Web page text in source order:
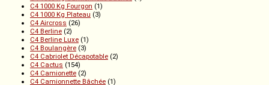
C4 1000 Kg Fourgon (1)
C4 1000 Kg Plateau (3)
C4 Aircross (26)
C4 Berline (2)
C4 Berline Luxe (1)
C4 Boulangère (3)
C4 Cabriolet Décapotable (2)
C4 Cactus (154)
C4 Camionette (2)
C4 Camionnette Bâchée (1)